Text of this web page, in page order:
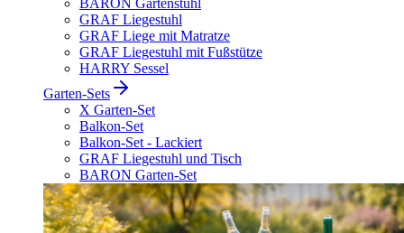
BARON Gartenstuhl
GRAF Liegestuhl
GRAF Liege mit Matratze
GRAF Liegestuhl mit Fußstütze
HARRY Sessel
Garten-Sets
X Garten-Set
Balkon-Set
Balkon-Set - Lackiert
GRAF Liegestuhl und Tisch
BARON Garten-Set